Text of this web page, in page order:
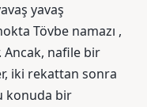
yavaş
Tövbe namazı ,
Ancak, nafile bir
iki rekattan sonra
konuda bir